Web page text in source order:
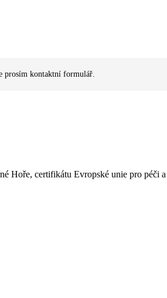
prosím kontaktní formulář.
Hoře, certifikátu Evropské unie pro péči a